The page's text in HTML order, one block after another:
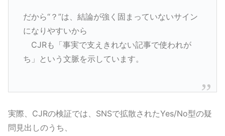
だから“？”は、結論が強く固まっていないサイン
になりやすいから
CJRも「事実で支えきれない記事で使われが
ち」という文脈を示しています。
実際、CJRの検証では、SNSで拡散されたYes/No型の疑
問見出しのうち、